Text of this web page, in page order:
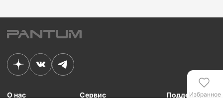
Избранное
О нас Сервис Поддержка